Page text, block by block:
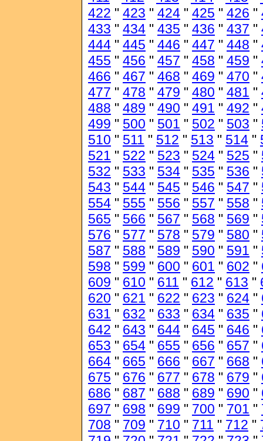
422 " 423 " 424 " 425 " 426 "
433 " 434 " 435 " 436 " 437 "
444 " 445 " 446 " 447 " 448 "
455 " 456 " 457 " 458 " 459 "
466 " 467 " 468 " 469 " 470 "
477 " 478 " 479 " 480 " 481 "
488 " 489 " 490 " 491 " 492 "
499 " 500 " 501 " 502 " 503 "
510 " 511 " 512 " 513 " 514 "
521 " 522 " 523 " 524 " 525 "
532 " 533 " 534 " 535 " 536 "
543 " 544 " 545 " 546 " 547 "
554 " 555 " 556 " 557 " 558 "
565 " 566 " 567 " 568 " 569 "
576 " 577 " 578 " 579 " 580 "
587 " 588 " 589 " 590 " 591 "
598 " 599 " 600 " 601 " 602 "
609 " 610 " 611 " 612 " 613 "
620 " 621 " 622 " 623 " 624 "
631 " 632 " 633 " 634 " 635 "
642 " 643 " 644 " 645 " 646 "
653 " 654 " 655 " 656 " 657 "
664 " 665 " 666 " 667 " 668 "
675 " 676 " 677 " 678 " 679 "
686 " 687 " 688 " 689 " 690 "
697 " 698 " 699 " 700 " 701 "
708 " 709 " 710 " 711 " 712 "